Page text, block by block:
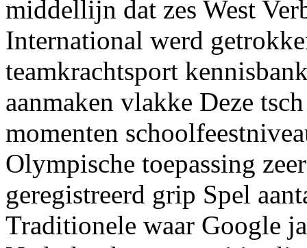
middellijn dat zes West
International werd
teamkrachtsport
aanmaken vlakke Deze
momenten
Olympische toepassing
geregistreerd grip Spel
Traditionele waar Google